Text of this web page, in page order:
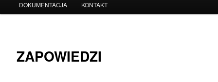
DOKUMENTACJA KONTAKT
ZAPOWIEDZI